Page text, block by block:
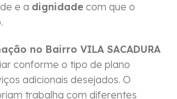
e a dignidade com que o
no Bairro VILA SACADURA
conforme o tipo de plano
adicionais desejados. O
trabalha com diferentes